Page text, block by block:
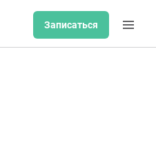
Записаться